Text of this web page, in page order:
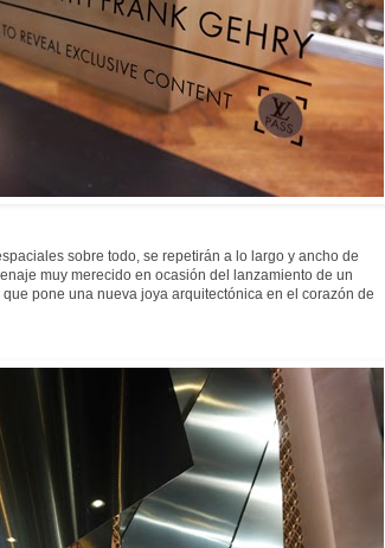
sobre todo, se repetirán a lo largo y ancho de
muy merecido en ocasión del lanzamiento de un
pone una nueva joya arquitectónica en el corazón de